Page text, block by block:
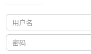
用户名
密码